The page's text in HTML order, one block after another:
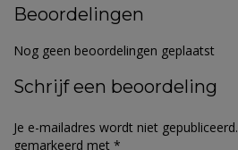
Beoordelingen
Nog geen beoordelingen geplaatst
Schrijf een beoordeling
Je e-mailadres wordt niet gepubliceerd.
gemarkeerd met *